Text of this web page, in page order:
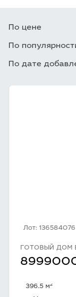
По цене
По
По дате
Лот: 136584076
ГОТОВЫЙ ДОМ
396.5 м2